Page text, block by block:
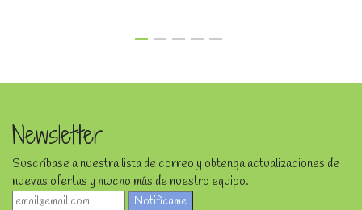
Newsletter
Suscríbase a nuestra lista de correo y obtenga actualizaciones de
nuevas ofertas y mucho más de nuestro equipo.
Notifícame